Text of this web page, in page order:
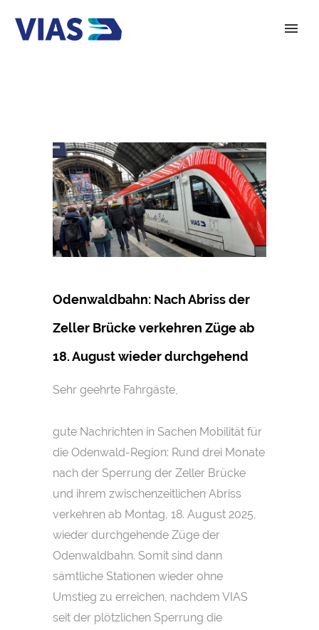
Odenwaldbahn: Nach Abriss der
Zeller Brücke verkehren Züge ab
18. August wieder durchgehend
Sehr geehrte Fahrgäste,
gute Nachrichten in Sachen Mobilität für
die Odenwald-Region: Rund drei Monate
nach der Sperrung der Zeller Brücke
und ihrem zwischenzeitlichen Abriss
verkehren ab Montag, 18. August 2025,
wieder durchgehende Züge der
Odenwaldbahn. Somit sind dann
sämtliche Stationen wieder ohne
Umstieg zu erreichen, nachdem VIAS
seit der plötzlichen Sperrung die